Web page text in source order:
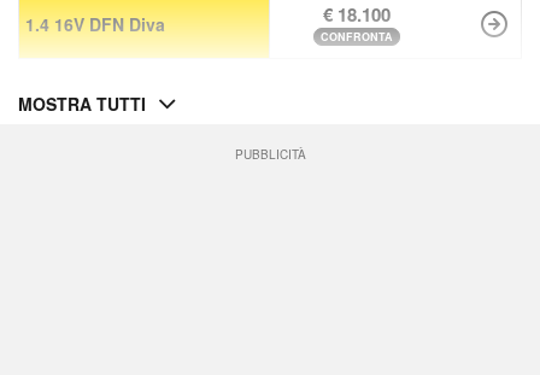
1.4 16V DFN Diva € 18.100
CONFRONTA
MOSTRA TUTTI
PUBBLICITÀ